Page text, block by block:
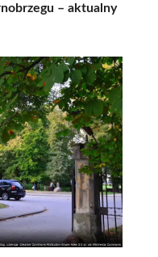
– aktualny